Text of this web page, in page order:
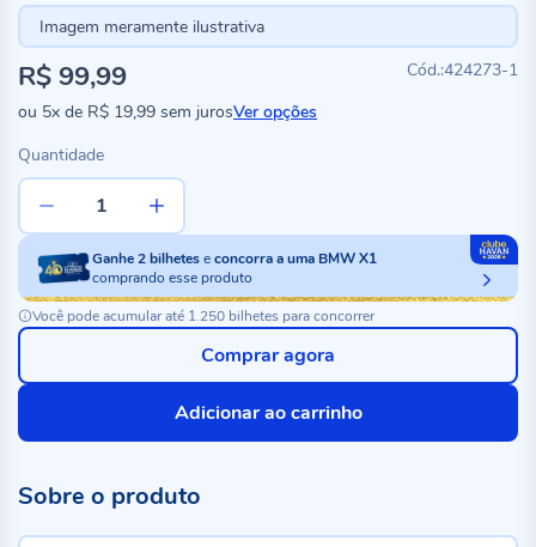
Imagem meramente ilustrativa
424273-1
R$ 99,99
ou 5x de R$ 19,99 sem jurosVer opções
Quantidade
Ganhe2bilheteseconcorra a uma BMW X1
comprando esse produto
Você pode acumular até 1.250 bilhetes para concorrer
Adicionar ao carrinho
Comprar agora
Sobre o produto